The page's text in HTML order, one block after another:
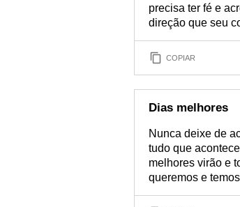
precisa ter fé e
direção que seu
COPIAR
Dias melhores
Nunca deixe de
tudo que
melhores virão e
queremos e